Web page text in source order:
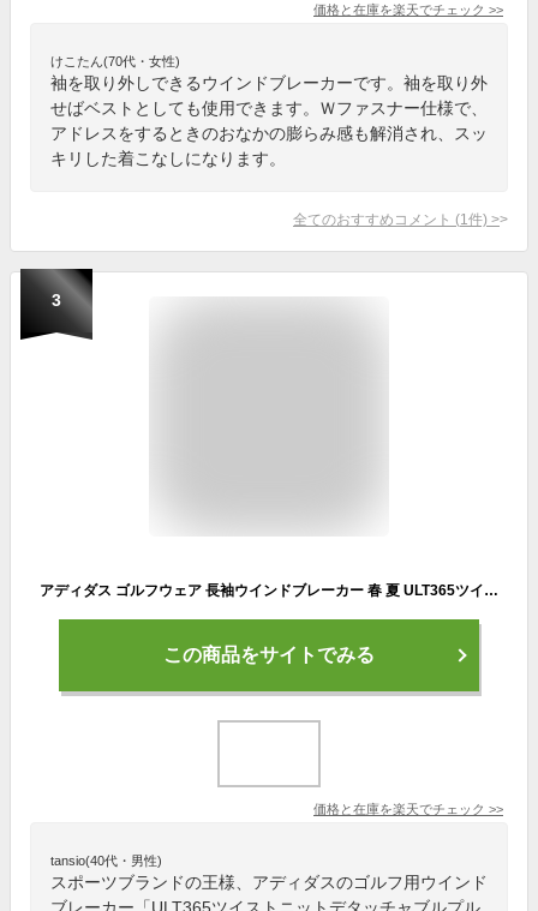
価格と在庫を楽天でチェック >>
けこたん(70代・女性)
袖を取り外しできるウインドブレーカーです。袖を取り外
せばベストとしても使用できます。Ｗファスナー仕様で、
アドレスをするときのおなかの膨らみ感も解消され、スッ
キリした着こなしになります。
全てのおすすめコメント (1 件) >
3
アディダス ゴルフウェア 長袖ウインドブレーカー 春 夏 ULT365ツイストニットデタッチャブルプルオーバー (EZY43) メンズ adidas
この商品をサイトでみる
価格と在庫を楽天でチェック >>
tansio(40代・男性)
スポーツブランドの王様、アディダスのゴルフ用ウインド